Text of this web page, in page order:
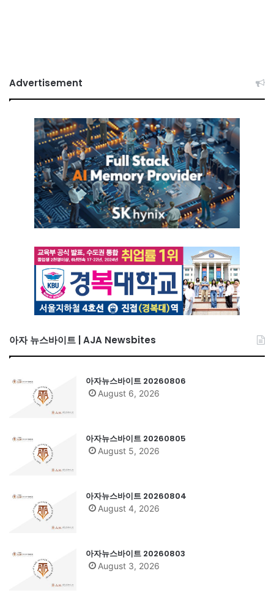
Advertisement
아자 뉴스바이트 | AJA Newsbites
아자뉴스바이트 20260806
August 6, 2026
아자뉴스바이트 20260805
August 5, 2026
아자뉴스바이트 20260804
August 4, 2026
아자뉴스바이트 20260803
August 3, 2026